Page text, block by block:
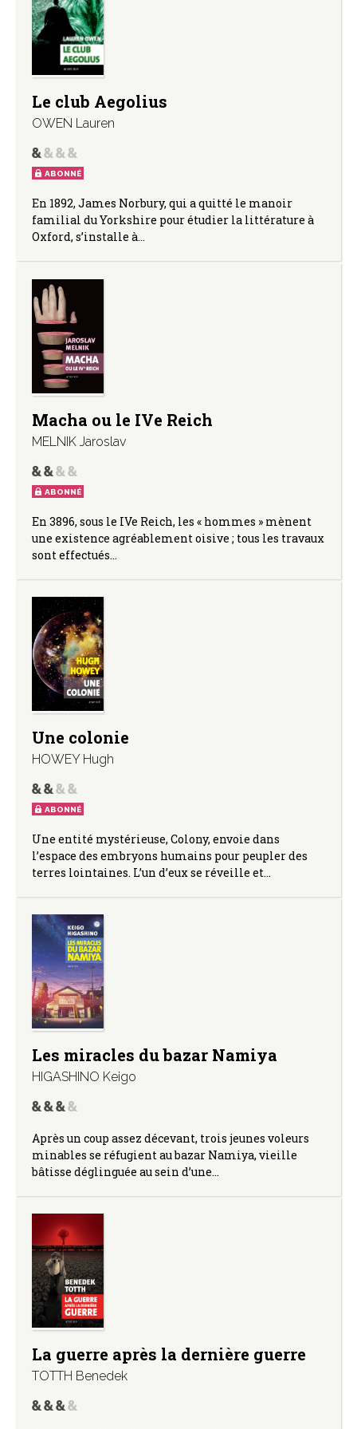
Le club Aegolius
OWEN Lauren
ABONNÉ
En 1892, James Norbury, qui a quitté le manoir
familial du Yorkshire pour étudier la littérature à
Oxford, s’installe à…
Macha ou le IVe Reich
MELNIK Jaroslav
ABONNÉ
En 3896, sous le IVe Reich, les « hommes » mènent
une existence agréablement oisive ; tous les travaux
sont effectués…
Une colonie
HOWEY Hugh
ABONNÉ
Une entité mystérieuse, Colony, envoie dans
l’espace des embryons humains pour peupler des
terres lointaines. L’un d’eux se réveille et…
Les miracles du bazar Namiya
HIGASHINO Keigo
Après un coup assez décevant, trois jeunes voleurs
minables se réfugient au bazar Namiya, vieille
bâtisse déglinguée au sein d’une…
La guerre après la dernière guerre
TOTTH Benedek